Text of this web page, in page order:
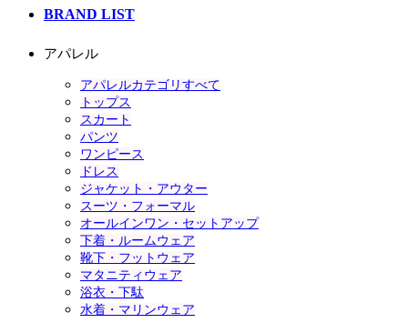
BRAND LIST
アパレル
アパレルカテゴリすべて
トップス
スカート
パンツ
ワンピース
ドレス
ジャケット・アウター
スーツ・フォーマル
オールインワン・セットアップ
下着・ルームウェア
靴下・フットウェア
マタニティウェア
浴衣・下駄
水着・マリンウェア